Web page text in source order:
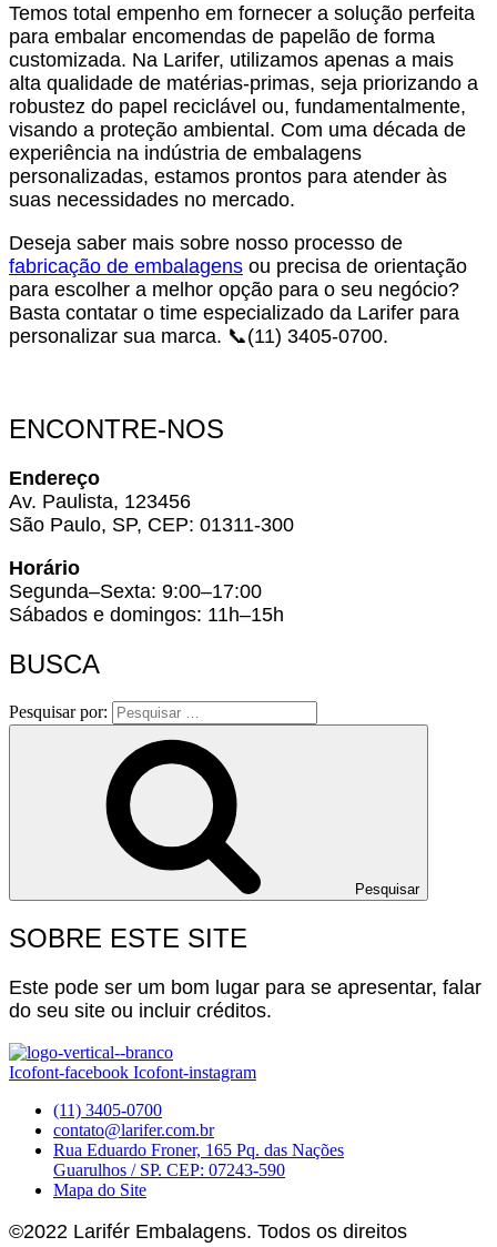
Temos total empenho em fornecer a solução perfeita
para embalar encomendas de papelão de forma
customizada. Na Larifer, utilizamos apenas a mais
alta qualidade de matérias-primas, seja priorizando a
robustez do papel reciclável ou, fundamentalmente,
visando a proteção ambiental. Com uma década de
experiência na indústria de embalagens
personalizadas, estamos prontos para atender às
suas necessidades no mercado.
Deseja saber mais sobre nosso processo de
fabricação de embalagens ou precisa de orientação
para escolher a melhor opção para o seu negócio?
Basta contatar o time especializado da Larifer para
personalizar sua marca. 📞(11) 3405-0700.
ENCONTRE-NOS
Endereço
Av. Paulista, 123456
São Paulo, SP, CEP: 01311-300
Horário
Segunda–Sexta: 9:00–17:00
Sábados e domingos: 11h–15h
BUSCA
Pesquisar por:
Pesquisar
SOBRE ESTE SITE
Este pode ser um bom lugar para se apresentar, falar
do seu site ou incluir créditos.
Icofont-facebook Icofont-instagram
(11) 3405-0700
contato@larifer.com.br
Rua Eduardo Froner, 165 Pq. das Nações
Guarulhos / SP. CEP: 07243-590
Mapa do Site
©2022 Larifér Embalagens. Todos os direitos